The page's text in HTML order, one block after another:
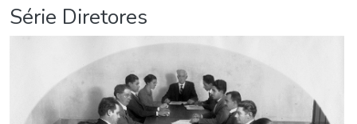
Série Diretores